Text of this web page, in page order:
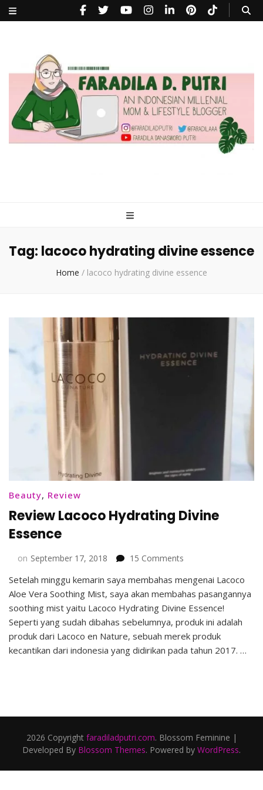
Tag: lacoco hydrating divine essence
Home / lacoco hydrating divine essence
Beauty, Review
Review Lacoco Hydrating Divine
Essence
on September 17, 2018 15 Comments
Lacoco
Hydrating
Divine
Essence
Setelah minggu kemarin saya membahas mengenai Lacoco
Aloe Vera Soothing Mist, saya akan membahas pasangannya
soothing mist yaitu Lacoco Hydrating Divine Essence!
Seperti yang sudah dibahas sebelumnya, produk ini adalah
produk dari Lacoco en Nature, sebuah merek produk
kecantikan dari indonesia yang didirikan pada tahun 2017. …
2026 Copyright faradiladputri.com. Blossom Feminine |
Developed By Blossom Themes. Powered by WordPress.